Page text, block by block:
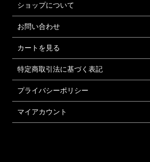
ショップについて
お問い合わせ
カートを見る
特定商取引法に基づく表記
プライバシーポリシー
マイアカウント